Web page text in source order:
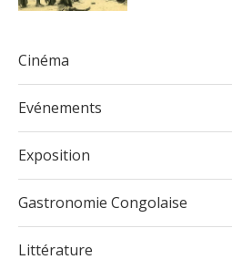
Cinéma
Evénements
Exposition
Gastronomie Congolaise
Littérature